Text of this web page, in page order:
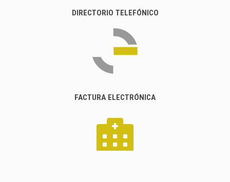
DIRECTORIO TELEFÓNICO
FACTURA ELECTRÓNICA